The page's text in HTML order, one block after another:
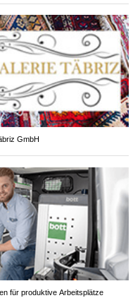
GmbH
für produktive Arbeitsplätze